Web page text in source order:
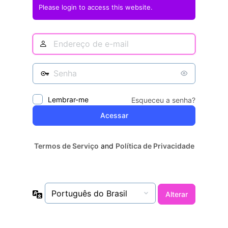
Please login to access this website.
Lembrar-me Esqueceu a senha?
Termos de Serviço and Política de Privacidade
Idioma